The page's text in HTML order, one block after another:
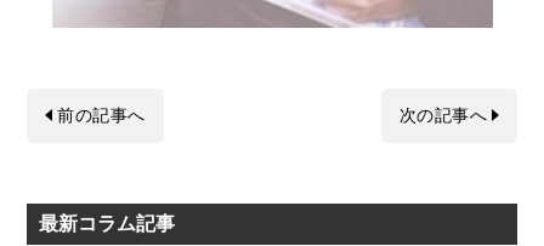
前の記事へ 次の記事へ
最新コラム記事